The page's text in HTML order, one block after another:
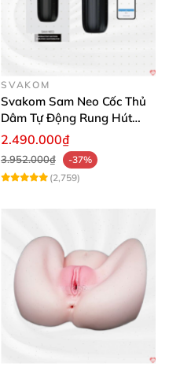
SVAKOM
Svakom Sam Neo Cốc Thủ
Dâm Tự Động Rung Hút
App Điều Khiển Xa
2.490.000₫
3.952.000₫
-37%
(2,759)